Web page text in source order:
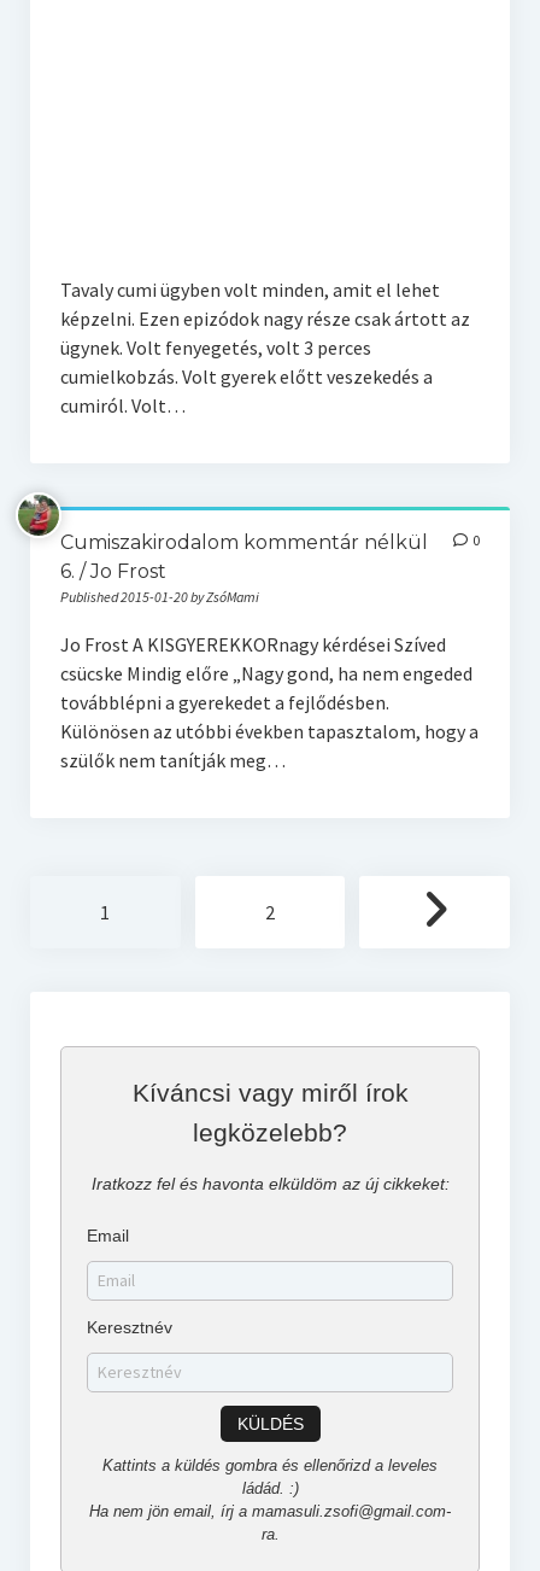
Tavaly cumi ügyben volt minden, amit el lehet
képzelni. Ezen epizódok nagy része csak ártott az
ügynek. Volt fenyegetés, volt 3 perces
cumielkobzás. Volt gyerek előtt veszekedés a
cumiról. Volt…
Cumiszakirodalom kommentár nélkül
6. / Jo Frost
Published 2015-01-20 by ZsóMami
0
Jo Frost A KISGYEREKKORnagy kérdései Szíved
csücske Mindig előre „Nagy gond, ha nem engeded
továbblépni a gyerekedet a fejlődésben.
Különösen az utóbbi években tapasztalom, hogy a
szülők nem tanítják meg…
lapozása
1 2
Kíváncsi vagy miről írok
legközelebb?
Iratkozz fel és havonta elküldöm az új cikkeket:
Email
Keresztnév
KÜLDÉS
Kattints a küldés gombra és ellenőrizd a leveles
ládád. :)
Ha nem jön email, írj a mamasuli.zsofi@gmail.com-
ra.